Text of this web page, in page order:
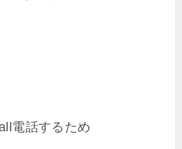
電話するため